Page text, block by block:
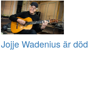
Jojje Wadenius är död